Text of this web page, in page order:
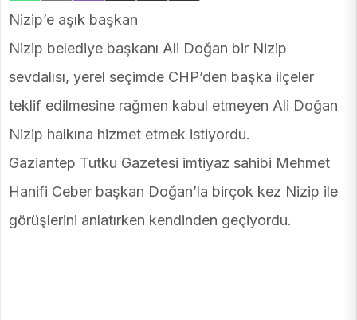
Nizip’e aşık başkan
Nizip belediye başkanı Ali Doğan bir Nizip
sevdalısı, yerel seçimde CHP’den başka ilçeler
teklif edilmesine rağmen kabul etmeyen Ali Doğan
Nizip halkına hizmet etmek istiyordu.
Gaziantep Tutku Gazetesi imtiyaz sahibi Mehmet
Hanifi Ceber başkan Doğan’la birçok kez Nizip ile
görüşlerini anlatırken kendinden geçiyordu.